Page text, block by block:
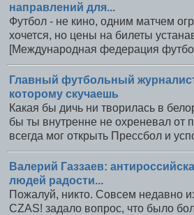
направлений для...
Футбол - не кино, одним матчем
хочется, но цены на билеты
[Международная федерация
Главный футбольный
которому скучаешь
Какая бы дичь ни творилась в
бы ты внутренне не охреневал от
всегда мог открыть Прессбол и
Валерий Газзаев:
людей радости...
Пожалуй, никто. Совсем недавно
CZAS! задало вопрос, что было